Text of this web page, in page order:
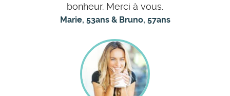
bonheur. Merci à vous.
Marie, 53ans & Bruno, 57ans